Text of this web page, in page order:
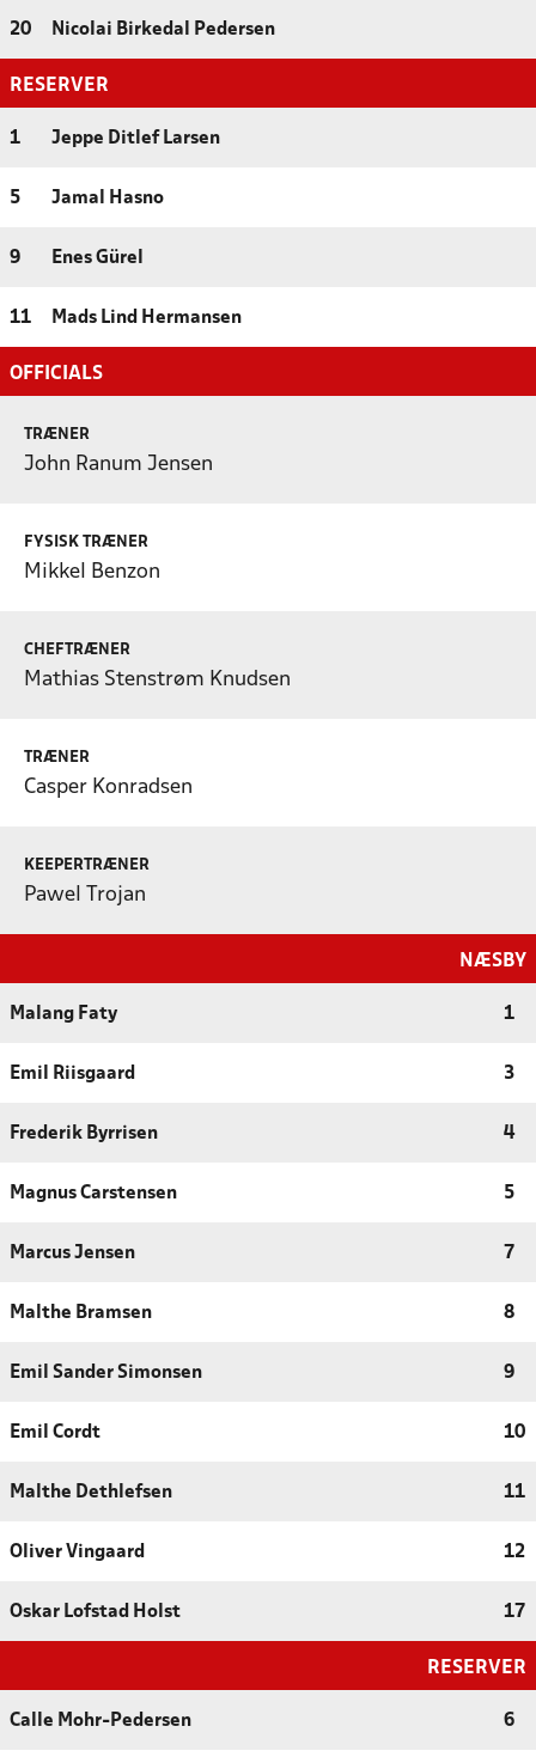
20 Nicolai Birkedal Pedersen
RESERVER
1 Jeppe Ditlef Larsen
5 Jamal Hasno
9 Enes Gürel
11 Mads Lind Hermansen
OFFICIALS
TRÆNER
John Ranum Jensen
FYSISK TRÆNER
Mikkel Benzon
CHEFTRÆNER
Mathias Stenstrøm Knudsen
TRÆNER
Casper Konradsen
KEEPERTRÆNER
Pawel Trojan
NÆSBY
Malang Faty 1
Emil Riisgaard 3
Frederik Byrrisen 4
Magnus Carstensen 5
Marcus Jensen 7
Malthe Bramsen 8
Emil Sander Simonsen 9
Emil Cordt 10
Malthe Dethlefsen 11
Oliver Vingaard 12
Oskar Lofstad Holst 17
RESERVER
Calle Mohr-Pedersen 6